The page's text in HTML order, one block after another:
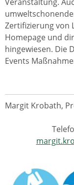
Zertifizierung von
Homepage und
hingewiesen. Die
Events
Margit Krobath,